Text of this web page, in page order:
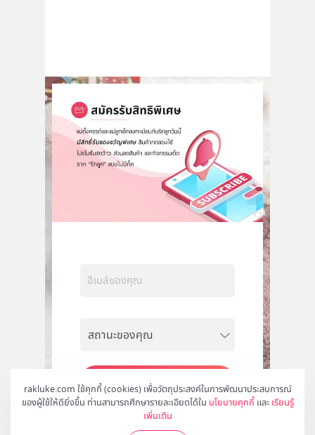
rakluke.com ใช้คุกกี้ (cookies) เพื่อวัตถุประสงค์ในการพัฒนาประสบการณ์
ของผู้ใช้ให้ดียิ่งขึ้น ท่านสามารถศึกษารายละเอียดได้ใน นโยบายคุกกี้ และ เรียนรู้
เพิ่มเติม
สมัคร